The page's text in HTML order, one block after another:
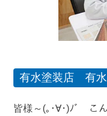
有水塗装店 有
皆様～(｡･∀･)ﾉﾞ こ